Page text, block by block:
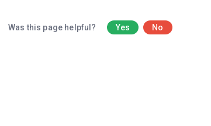
Was this page helpful? Yes No